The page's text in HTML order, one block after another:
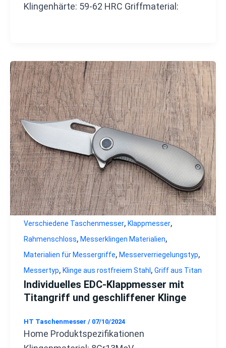
Klingenhärte: 59-62 HRC Griffmaterial:
Verschiedene Taschenmesser, Klappmesser,
Rahmenschloss, Messerklingen Materialien,
Materialien für Messergriffe, Messerverriegelungstyp,
Messertyp, Klinge aus rostfreiem Stahl , Griff aus Titan
Individuelles EDC-Klappmesser mit
Titangriff und geschliffener Klinge
HT Taschenmesser / 07/10/2024
Home Produktspezifikationen